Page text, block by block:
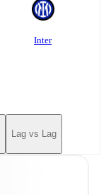
Inter
Lag vs Lag